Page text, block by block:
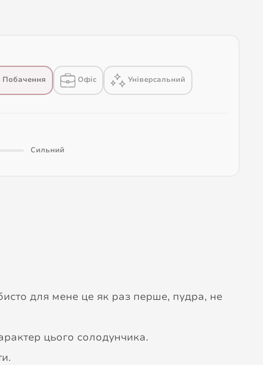
Побачення Офіс Універсальний
Сильний
для мене це як раз перше, пудра, не
цього солодунчика.